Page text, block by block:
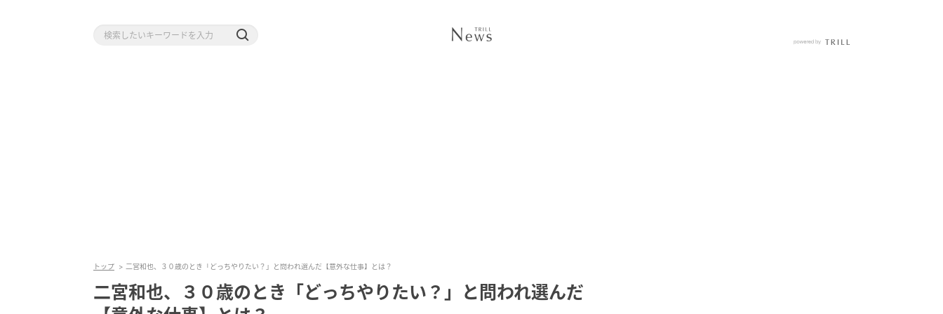
トップ 二宮和也、３０歳のとき「どっちやりたい？」と問われ選んだ【意外な仕事】とは？
二宮和也、３０歳のとき「どっちやりたい？」と問われ選んだ